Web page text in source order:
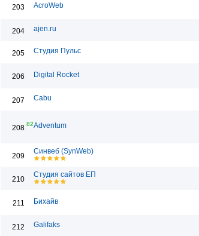
203 AcroWeb
204 ajen.ru
205 Студия Пульс
206 Digital Rocket
207 Cabu
208 82Adventum
209
Синвеб (SynWeb)
210
Студия сайтов ЕП
211 Бихайв
212 Galifaks